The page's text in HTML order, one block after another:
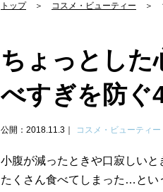
トップ コスメ・ビューティー
ちょっとした
べすぎを防ぐ
公開：2018.11.3 コスメ・ビューティー
小腹が減ったときや口寂しい
たくさん食べてしまった…とい